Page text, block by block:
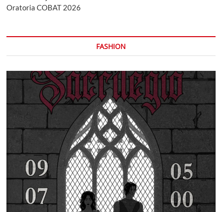
Oratoria COBAT 2026
FASHION